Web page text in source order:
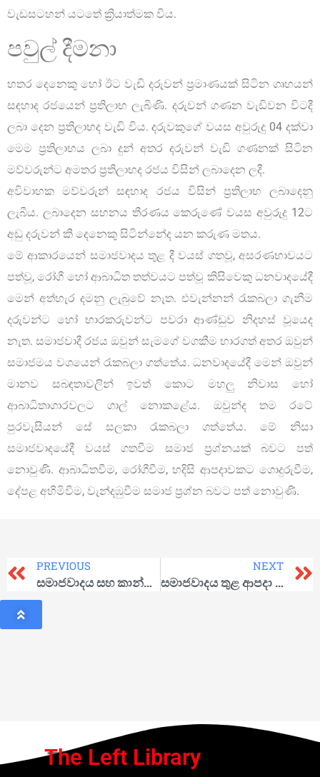
වැඩසටහන් යටතේ ක්‍රියාත්මක විය.
පවුල් දීමනා
හතර දෙනෙකු හෝ ඊට වැඩි දරුවන් ප්‍රමාණයක් සිටින ගෘහයන්
සඳහාද රජයෙන් ප්‍රතිලාභ ලැබිණි. දරුවන් ගණන වැඩිවන විටදී
ලබා දෙන ප්‍රතිලාභද වැඩි විය. දරුවකුගේ වයස අවුරුදු 04 දක්වා
මෙම ප්‍රතිලාභය ලබා දුන් අතර දරුවන් වැඩි ගණනක් සිටින
මව්වරුන්ට අමතර ප්‍රතිලාභද රජය විසින් ලබාදෙන ලදී.
අවිවාහක මව්වරුන් සඳහාද රජය විසින් ප්‍රතිලාභ ලබාදෙනු
ලැබීය. ලබාදෙන සහනය තීරණය කෙරුණේ වයස අවුරුදු 12ට
අඩු දරුවන් කී දෙනෙකු සිටින්නේද යන කරුණ මතය.
මේ ආකාරයෙන් සමාජවාදය තුළ දී වයස් ගතවූ, අසරණභාවයට
පත්වූ, රෝගී හෝ ආබාධිත තත්වයට පත්වූ කිසිවෙකු ධනවාදයේදී
මෙන් අත්හැර දමනු ලැබුවේ නැත. එවැන්නන් රැකබලා ගැනීම
දරුවන්ට හෝ භාරකරුවන්ට පවරා ආණ්ඩුව නිදහස් වූයෙද
නැත. සමාජවාදී රජය ඔවුන් සැමගේ වගකීම භාරගත් අතර ඔවුන්
සමාජමය වශයෙන් රැකබලා ගත්තේය. ධනවාදයේදී මෙන් ඔවුන්
මානව සබඳතාවලින් ඉවත් කොට මහලු නිවාස හෝ
ආබාධිතාගාරවලට ගාල් නොකළේය. ඔවුන්ද තම රටේ
පුරවැසියන් සේ සලකා රැකබලා ගත්තේය. මේ නිසා
සමාජවාදයේදී වයස් ගතවීම සමාජ ප්‍රශ්නයක් බවට පත්
නොවුණි. ආබාධිතවීම, රෝගීවීම, හදිසි ආපදාවකට ගොදුරුවීම,
දේපළ අහිමිවීම, වැන්දඹුවීම සමාජ ප්‍රශ්න බවට පත් නොවුණි.
PREVIOUS
සමාජවාදය සහ කාන්තා නිදහස
NEXT
සමාජවාදය තුළ ආපදා කළමනාකරණය
The Left Library